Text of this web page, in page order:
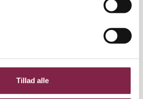
Tillad alle
Karsten Refsgård, tilsynschef i
er der forskel
tænker over sit arbejdsmiljø på
arbejdspladser.
er gode til at tænke på de
er sat i verden for at passe på,